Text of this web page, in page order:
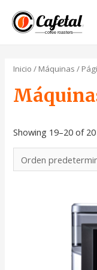
Inicio / Máquinas /
Showing 19–20 of